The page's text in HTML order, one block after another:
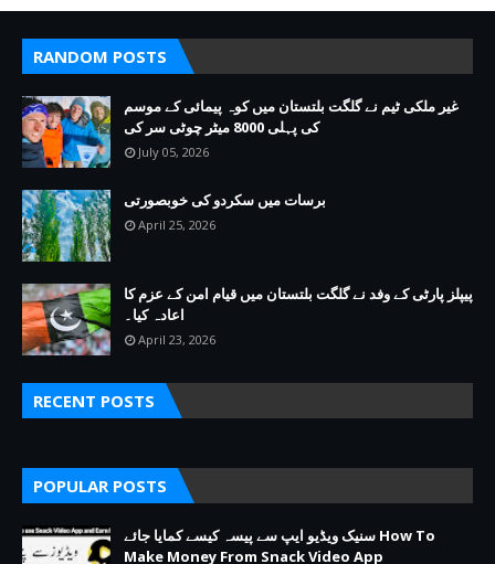
RANDOM POSTS
غیر ملکی ٹیم نے گلگت بلتستان میں کوہ پیمائی کے موسم
کی پہلی 8000 میٹر چوٹی سر کی
July 05, 2026
برسات میں سکردو کی خوبصورتی
April 25, 2026
پیپلز پارٹی کے وفد نے گلگت بلتستان میں قیام امن کے عزم کا
اعادہ کیا۔
April 23, 2026
RECENT POSTS
POPULAR POSTS
سنیک ویڈیو ایپ سے پیسہ کیسے کمایا جائے How To
Make Money From Snack Video App